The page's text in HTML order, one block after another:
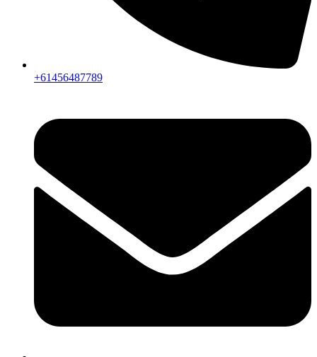
+61456487789